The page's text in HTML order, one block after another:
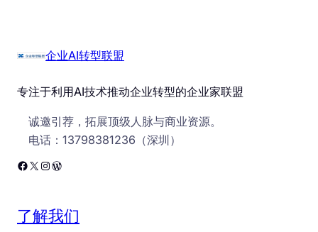
企业AI转型联盟
专注于利用AI技术推动企业转型的企业家联盟
诚邀引荐，拓展顶级人脉与商业资源。
电话：13798381236（深圳）
Facebook X Instagram WordPress
了解我们